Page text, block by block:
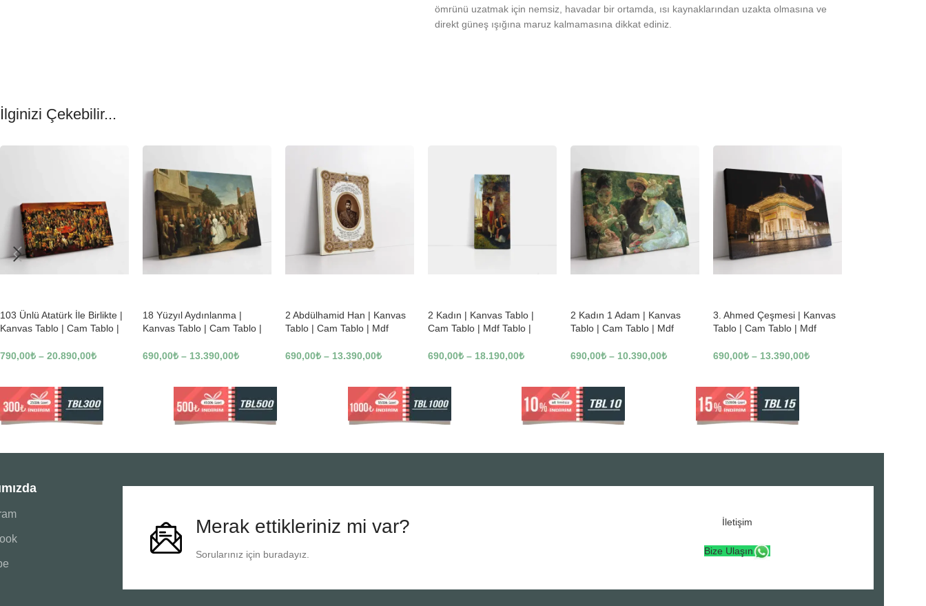
ömrünü uzatmak için nemsiz, havadar bir ortamda, ısı kaynaklarından uzakta olmasına ve
direkt güneş ışığına maruz kalmamasına dikkat ediniz.
İlginizi Çekebilir...
103 Ünlü Atatürk İle Birlikte |
Kanvas Tablo | Cam Tablo |
790,00₺ – 20.890,00₺
18 Yüzyıl Aydınlanma |
Kanvas Tablo | Cam Tablo |
690,00₺ – 13.390,00₺
2 Abdülhamid Han | Kanvas
Tablo | Cam Tablo | Mdf
690,00₺ – 13.390,00₺
2 Kadın | Kanvas Tablo |
Cam Tablo | Mdf Tablo |
690,00₺ – 18.190,00₺
2 Kadın 1 Adam | Kanvas
Tablo | Cam Tablo | Mdf
690,00₺ – 10.390,00₺
3. Ahmed Çeşmesi | Kanvas
Tablo | Cam Tablo | Mdf
690,00₺ – 13.390,00₺
Merak ettikleriniz mi var?
Sorularınız için buradayız.
İletişim
Bize Ulaşın